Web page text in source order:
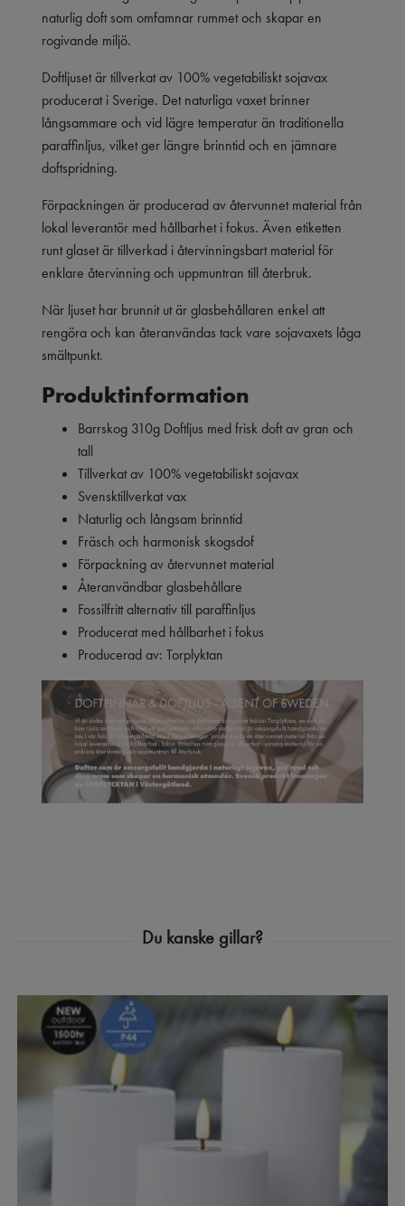
naturlig doft som omfamnar rummet och skapar en
rogivande miljö.
Doftljuset är tillverkat av 100% vegetabiliskt sojavax
producerat i Sverige. Det naturliga vaxet brinner
långsammare och vid lägre temperatur än traditionella
paraffinljus, vilket ger längre brinntid och en jämnare
doftspridning.
Förpackningen är producerad av återvunnet material från
lokal leverantör med hållbarhet i fokus. Även etiketten
runt glaset är tillverkad i återvinningsbart material för
enklare återvinning och uppmuntran till återbruk.
När ljuset har brunnit ut är glasbehållaren enkel att
rengöra och kan återanvändas tack vare sojavaxets låga
smältpunkt.
Produktinformation
Barrskog 310g Doftljus med frisk doft av gran och
tall
Tillverkat av 100% vegetabiliskt sojavax
Svensktillverkat vax
Naturlig och långsam brinntid
Fräsch och harmonisk skogsdof
Förpackning av återvunnet material
Återanvändbar glasbehållare
Fossilfritt alternativ till paraffinljus
Producerat med hållbarhet i fokus
Producerad av: Torplyktan